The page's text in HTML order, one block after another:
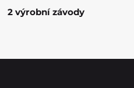
2 výrobní závody